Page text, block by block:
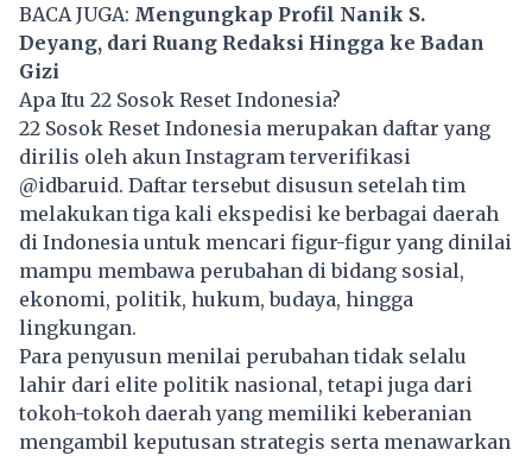
BACA JUGA: Mengungkap Profil Nanik S.
Deyang, dari Ruang Redaksi Hingga ke Badan
Gizi
Apa Itu 22 Sosok Reset Indonesia?
22 Sosok Reset Indonesia merupakan daftar yang
dirilis oleh akun Instagram terverifikasi
@idbaruid. Daftar tersebut disusun setelah tim
melakukan tiga kali ekspedisi ke berbagai daerah
di Indonesia untuk mencari figur-figur yang dinilai
mampu membawa perubahan di bidang sosial,
ekonomi, politik, hukum, budaya, hingga
lingkungan.
Para penyusun menilai perubahan tidak selalu
lahir dari elite politik nasional, tetapi juga dari
tokoh-tokoh daerah yang memiliki keberanian
mengambil keputusan strategis serta menawarkan